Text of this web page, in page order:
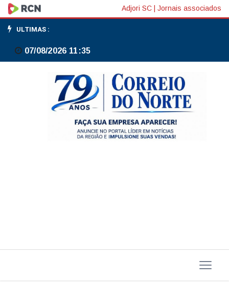
Bolsas
em
NY
fecham
por
Adjori SC Jornais associados
ULTIMAS :
07/08/2026 11:35